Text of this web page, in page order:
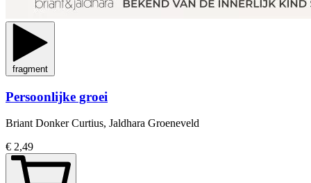
fragment
Persoonlijke groei
Briant Donker Curtius, Jaldhara Groeneveld
€ 2,49